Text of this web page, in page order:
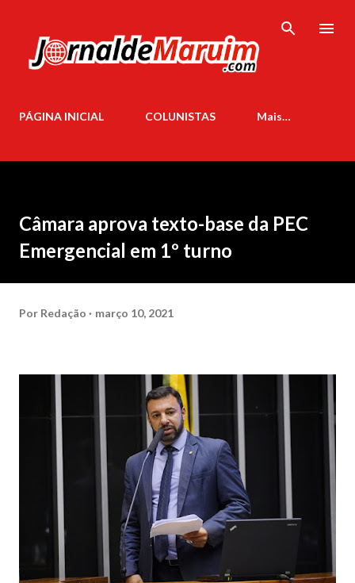
PÁGINA INICIAL COLUNISTAS Mais…
Câmara aprova texto-base da PEC
Emergencial em 1º turno
Por Redação março 10, 2021